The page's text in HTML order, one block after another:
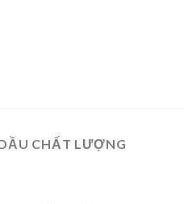
CHẤT LƯỢNG